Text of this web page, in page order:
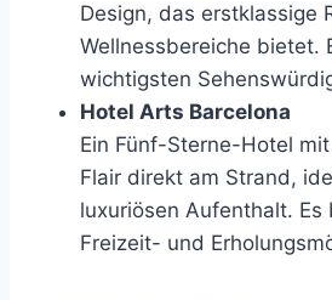
Design, das erstklassige
Wellnessbereiche bietet.
wichtigsten
Hotel Arts Barcelona
Ein Fünf-Sterne-Hotel
Flair direkt am Strand,
luxuriösen Aufenthalt. Es
Freizeit- und